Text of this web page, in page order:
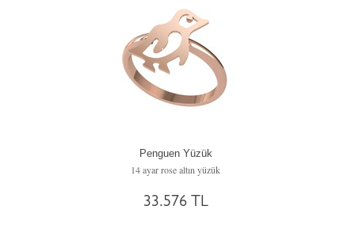
Penguen Yüzük
14 ayar rose altın yüzük
33.576 TL